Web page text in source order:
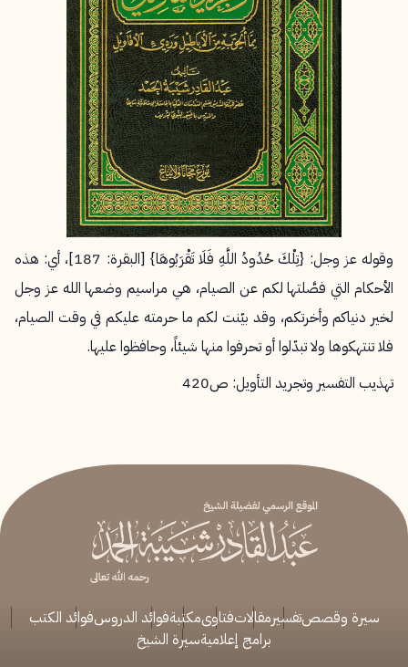
وقوله عز وجل: {تِلْكَ حُدُودُ اللَّهِ فَلَا تَقْرَبُوهَا} [البقرة: 187]، أي: هذه
الأحكام التي فصَّلتها لكم عن الصيام، هي مراسيم وضعها الله عز وجل
لخير دنياكم وأخرتكم، وقد بيّنت لكم ما حرمته عليكم في وقت الصيام،
فلا تنتهكوها ولا تبدّلوا أو تحرفوا منها شيئاً، وحافظوا عليها.
تهذيب التفسير وتجريد التأويل: ص420
سيرة وقصصتفسيرمقالاتفتاوىمكتبةفوائد الدروسفوائد الكتب
برامج إعلاميةسيرة الشيخ